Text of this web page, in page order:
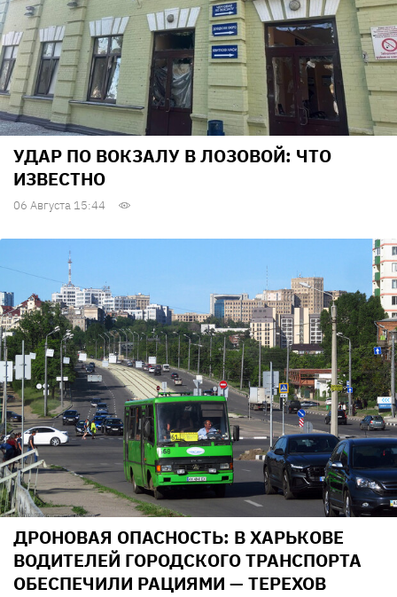
УДАР ПО ВОКЗАЛУ В ЛОЗОВОЙ: ЧТО
ИЗВЕСТНО
06 Августа 15:44
ДРОНОВАЯ ОПАСНОСТЬ: В ХАРЬКОВЕ
ВОДИТЕЛЕЙ ГОРОДСКОГО ТРАНСПОРТА
ОБЕСПЕЧИЛИ РАЦИЯМИ — ТЕРЕХОВ